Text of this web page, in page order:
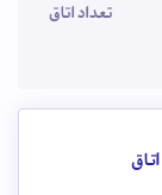
تعداد اتاق
اتاق